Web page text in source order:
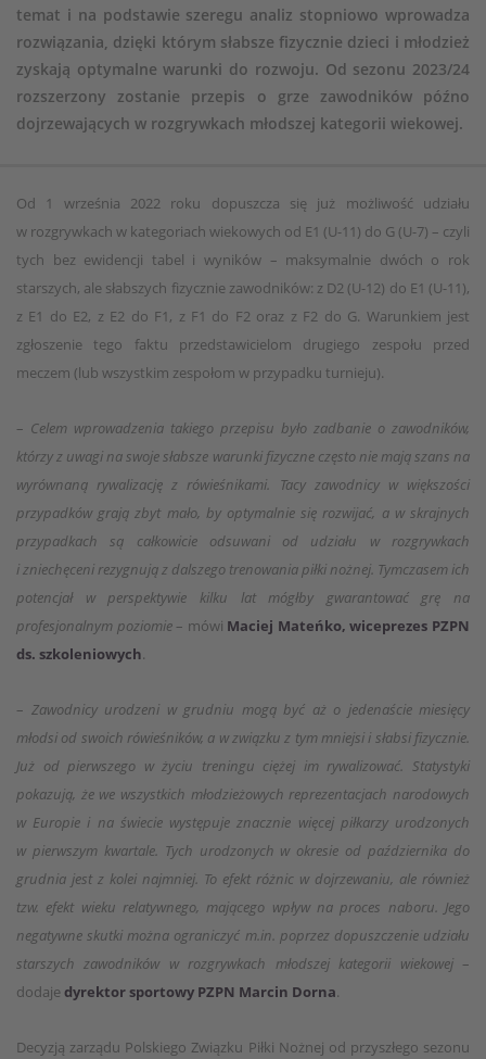
temat i na podstawie szeregu analiz stopniowo wprowadza
rozwiązania, dzięki którym słabsze fizycznie dzieci i młodzież
zyskają optymalne warunki do rozwoju. Od sezonu 2023/24
rozszerzony zostanie przepis o grze zawodników późno
dojrzewających w rozgrywkach młodszej kategorii wiekowej.
Od 1 września 2022 roku dopuszcza się już możliwość udziału
w rozgrywkach w kategoriach wiekowych od E1 (U-11) do G (U-7) – czyli
tych bez ewidencji tabel i wyników – maksymalnie dwóch o rok
starszych, ale słabszych fizycznie zawodników: z D2 (U-12) do E1 (U-11),
z E1 do E2, z E2 do F1, z F1 do F2 oraz z F2 do G. Warunkiem jest
zgłoszenie tego faktu przedstawicielom drugiego zespołu przed
meczem (lub wszystkim zespołom w przypadku turnieju).
– Celem wprowadzenia takiego przepisu było zadbanie o zawodników,
którzy z uwagi na swoje słabsze warunki fizyczne często nie mają szans na
wyrównaną rywalizację z rówieśnikami. Tacy zawodnicy w większości
przypadków grają zbyt mało, by optymalnie się rozwijać, a w skrajnych
przypadkach są całkowicie odsuwani od udziału w rozgrywkach
i zniechęceni rezygnują z dalszego trenowania piłki nożnej. Tymczasem ich
potencjał w perspektywie kilku lat mógłby gwarantować grę na
profesjonalnym poziomie– mówi Maciej Mateńko, wiceprezes PZPN
ds. szkoleniowych.
– Zawodnicy urodzeni w grudniu mogą być aż o jedenaście miesięcy
młodsi od swoich rówieśników, a w związku z tym mniejsi i słabsi fizycznie.
Już od pierwszego w życiu treningu ciężej im rywalizować. Statystyki
pokazują, że we wszystkich młodzieżowych reprezentacjach narodowych
w Europie i na świecie występuje znacznie więcej piłkarzy urodzonych
w pierwszym kwartale. Tych urodzonych w okresie od października do
grudnia jest z kolei najmniej. To efekt różnic w dojrzewaniu, ale również
tzw. efekt wieku relatywnego, mającego wpływ na proces naboru. Jego
negatywne skutki można ograniczyć m.in. poprzez dopuszczenie udziału
starszych zawodników w rozgrywkach młodszej kategorii wiekowej –
dodaje dyrektor sportowy PZPN Marcin Dorna.
Decyzją zarządu Polskiego Związku Piłki Nożnej od przyszłego sezonu